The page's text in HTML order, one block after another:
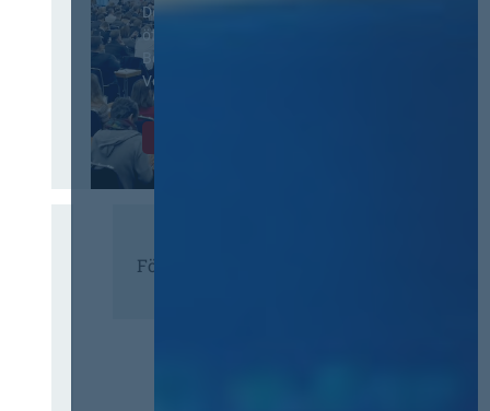
Der Jahreskongress für
öffentliches
Beschaffungswesen und
Vergaberecht
Förderer